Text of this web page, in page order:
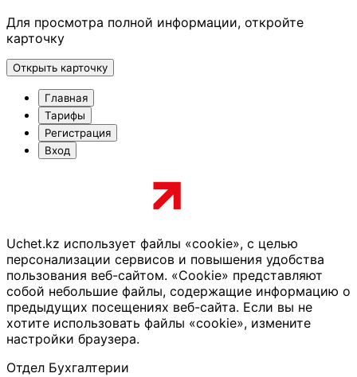
Для просмотра полной информации, откройте
карточку
Открыть карточку
Главная
Тарифы
Регистрация
Вход
Uchet.kz использует файлы «cookie», с целью
персонализации сервисов и повышения удобства
пользования веб-сайтом. «Cookie» представляют
собой небольшие файлы, содержащие информацию о
предыдущих посещениях веб-сайта. Если вы не
хотите использовать файлы «cookie», измените
настройки браузера.
Отдел Бухгалтерии